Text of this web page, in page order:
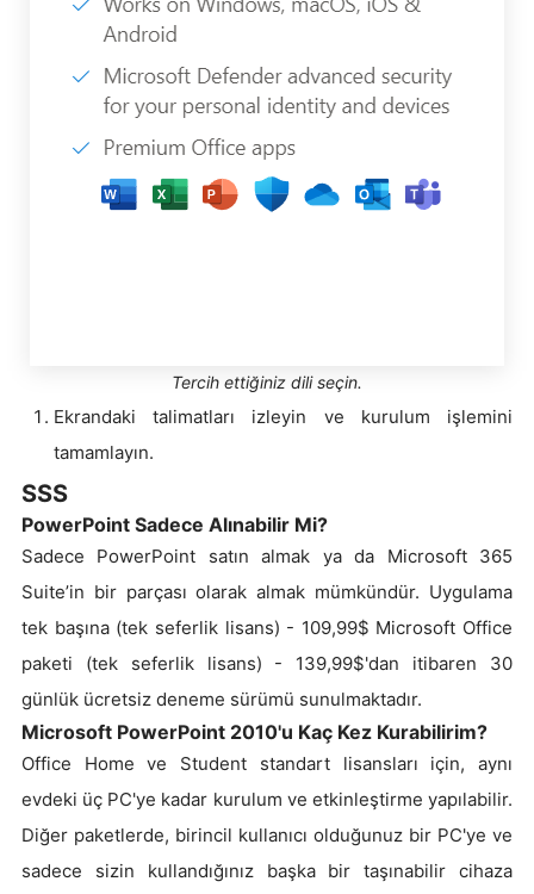
Tercih ettiğiniz dili seçin.
Ekrandaki talimatları izleyin ve kurulum işlemini
tamamlayın.
SSS
PowerPoint Sadece Alınabilir Mi?
Sadece PowerPoint satın almak ya da Microsoft 365
Suite’in bir parçası olarak almak mümkündür. Uygulama
tek başına (tek seferlik lisans) - 109,99$ Microsoft Office
paketi (tek seferlik lisans) - 139,99$'dan itibaren 30
günlük ücretsiz deneme sürümü sunulmaktadır.
Microsoft PowerPoint 2010'u Kaç Kez Kurabilirim?
Office Home ve Student standart lisansları için, aynı
evdeki üç PC'ye kadar kurulum ve etkinleştirme yapılabilir.
Diğer paketlerde, birincil kullanıcı olduğunuz bir PC'ye ve
sadece sizin kullandığınız başka bir taşınabilir cihaza